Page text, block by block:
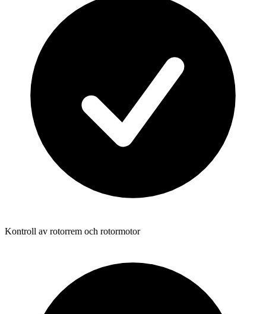
Kontroll av rotorrem och rotormotor